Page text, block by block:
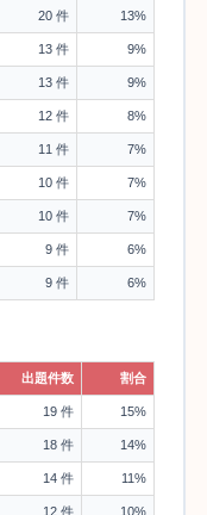
20 件 13%
13 件 9%
13 件 9%
12 件 8%
11 件 7%
10 件 7%
10 件 7%
9 件 6%
9 件 6%
出題件数 割合
19 件 15%
18 件 14%
14 件 11%
12 件 10%